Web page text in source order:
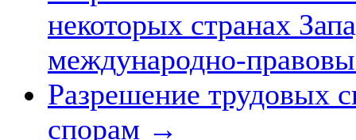
некоторых странах
международно-
Разрешение трудовых
спорам →